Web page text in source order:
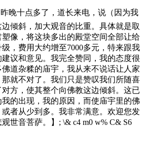
晚十点多了，道长来电，说（因为我
倾斜，加大观音的比重。具体就是取
像，将这块多出的殿堂空间全部让给
，费用大约增至7000多元，特来跟我
议和意见。我完全赞同，我的态度很
道杂糅的庙宇，我从来不说话让人家
就不对了。我们只是赞叹我们所随喜
方，使其整个向佛教这边倾斜。这已
的出现，我的原因，而使庙宇里的佛
者从少到多。我非常满意。欢迎您发
世音菩萨。】 ; \& c4 m0 w% C& S6